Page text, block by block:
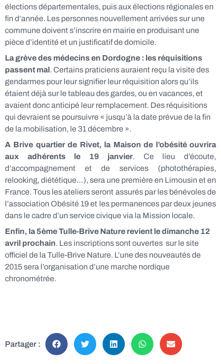
élections départementales, puis aux élections régionales en
fin d’année. Les personnes nouvellement arrivées sur une
commune doivent s’inscrire en mairie en produisant une
pièce d’identité et un justificatif de domicile.
La grève des médecins en Dordogne : les réquisitions
passent mal. Certains praticiens auraient reçu la visite des
gendarmes pour leur signifier leur réquisition alors qu’ils
étaient déjà sur le tableau des gardes, ou en vacances, et
avaient donc anticipé leur remplacement. Des réquisitions
qui devraient se poursuivre « jusqu’à la date prévue de la fin
de la mobilisation, le 31 décembre ».
A Brive quartier de Rivet, la Maison de l’obésité ouvrira
aux adhérents le 19 janvier. Ce lieu d’écoute,
d’accompagnement et de services (photothérapies,
relooking, diététique…), sera une première en Limousin et en
France. Tous les ateliers seront assurés par les bénévoles de
l’association Obésité 19 et les permanences par deux jeunes
dans le cadre d’un service civique via la Mission locale.
Enfin, la 5ème Tulle-Brive Nature revient le dimanche 12
avril prochain. Les inscriptions sont ouvertes sur le site
officiel de la Tulle-Brive Nature. L’une des nouveautés de
2015 sera l’organisation d’une marche nordique
chronométrée.
Partager :